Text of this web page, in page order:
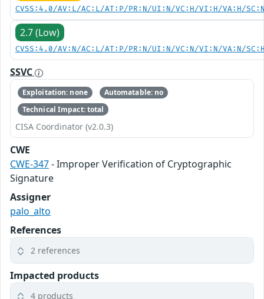
CVSS:4.0/AV:L/AC:L/AT:P/PR:N/UI:N/VC:H/VI:H/VA:H/
2.7 (Low)
CVSS:4.0/AV:N/AC:L/AT:P/PR:N/UI:N/VC:N/VI:N/VA:N/
SSVC
Exploitation: none
Automatable: no
Technical Impact: total
CISA Coordinator (v2.0.3)
CWE
CWE-347- Improper Verification of Cryptographic
Signature
Assigner
palo_alto
References
2 references
Impacted products
4 products